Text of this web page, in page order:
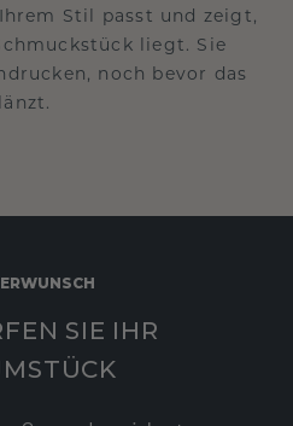
Stil passt und zeigt,
liegt. Sie
noch bevor das
SIE IHR